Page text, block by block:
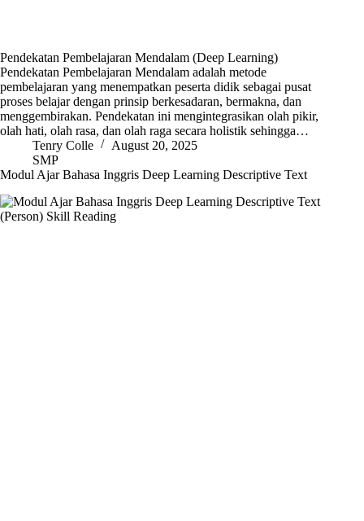
Pendekatan Pembelajaran Mendalam (Deep Learning)
Pendekatan Pembelajaran Mendalam adalah metode
pembelajaran yang menempatkan peserta didik sebagai pusat
proses belajar dengan prinsip berkesadaran, bermakna, dan
menggembirakan. Pendekatan ini mengintegrasikan olah pikir,
olah hati, olah rasa, dan olah raga secara holistik sehingga…
Tenry Colle
August 20, 2025
SMP
Modul Ajar Bahasa Inggris Deep Learning Descriptive Text